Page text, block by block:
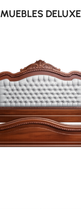
MUEBLES DELUXE